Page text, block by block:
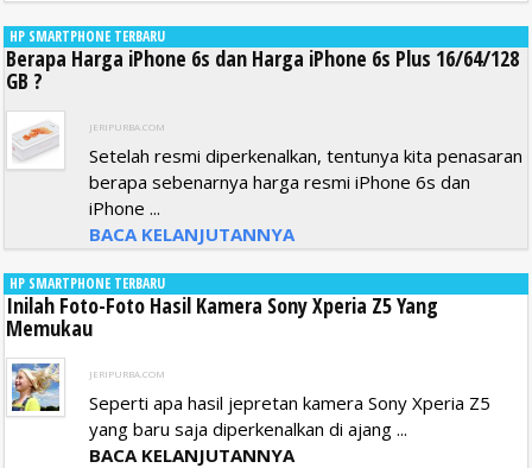
HP SMARTPHONE TERBARU
Berapa Harga iPhone 6s dan Harga iPhone 6s Plus 16/64/128
GB ?
JERIPURBA.COM
Setelah resmi diperkenalkan, tentunya kita penasaran
berapa sebenarnya harga resmi iPhone 6s dan
iPhone ...
BACA KELANJUTANNYA
HP SMARTPHONE TERBARU
Inilah Foto-Foto Hasil Kamera Sony Xperia Z5 Yang
Memukau
JERIPURBA.COM
Seperti apa hasil jepretan kamera Sony Xperia Z5
yang baru saja diperkenalkan di ajang ...
BACA KELANJUTANNYA